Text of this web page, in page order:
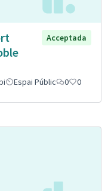
Acceptada
Espai Públic 0 0